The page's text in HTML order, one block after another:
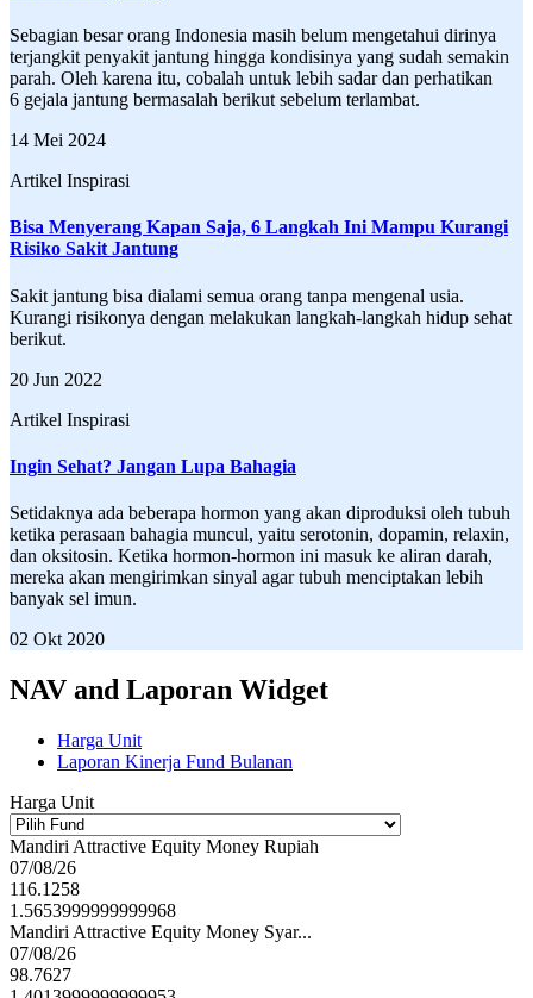
Sebagian besar orang Indonesia masih belum mengetahui dirinya
terjangkit penyakit jantung hingga kondisinya yang sudah semakin
parah. Oleh karena itu, cobalah untuk lebih sadar dan perhatikan
6 gejala jantung bermasalah berikut sebelum terlambat.
14 Mei 2024
Artikel Inspirasi
Bisa Menyerang Kapan Saja, 6 Langkah Ini Mampu Kurangi
Risiko Sakit Jantung
Sakit jantung bisa dialami semua orang tanpa mengenal usia.
Kurangi risikonya dengan melakukan langkah-langkah hidup sehat
berikut.
20 Jun 2022
Artikel Inspirasi
Ingin Sehat? Jangan Lupa Bahagia
Setidaknya ada beberapa hormon yang akan diproduksi oleh tubuh
ketika perasaan bahagia muncul, yaitu serotonin, dopamin, relaxin,
dan oksitosin. Ketika hormon-hormon ini masuk ke aliran darah,
mereka akan mengirimkan sinyal agar tubuh menciptakan lebih
banyak sel imun.
02 Okt 2020
NAV and Laporan Widget
Harga Unit
Laporan Kinerja Fund Bulanan
Harga Unit
Mandiri Attractive Equity Money Rupiah
07/08/26
116.1258
1.5653999999999968
Mandiri Attractive Equity Money Syar...
07/08/26
98.7627